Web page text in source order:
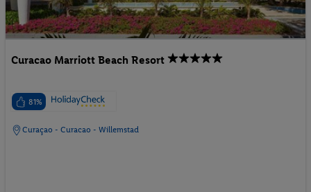
Curacao Marriott Beach Resort
81%
Curaçao - Curacao - Willemstad